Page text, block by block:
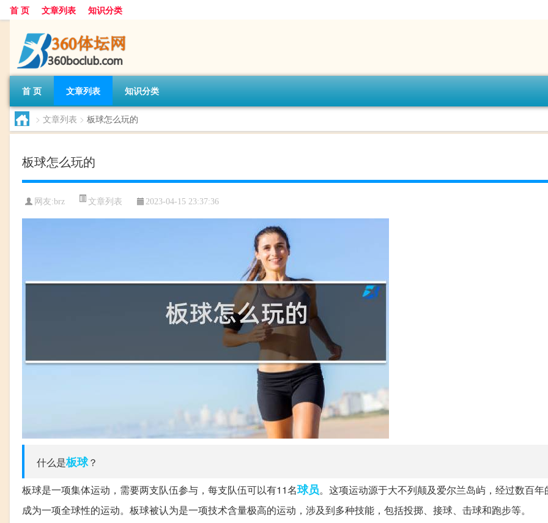
首 页 文章列表 知识分类
首 页 文章列表 知识分类
> 文章列表 > 板球怎么玩的
板球怎么玩的
网友:brz 文章列表 2023-04-15 23:37:36
什么是板球？
板球是一项集体运动，需要两支队伍参与，每支队伍可以有11名球员。这项运动源于大不列颠及爱尔兰岛屿，经过数百年
成为一项全球性的运动。板球被认为是一项技术含量极高的运动，涉及到多种技能，包括投掷、接球、击球和跑步等。